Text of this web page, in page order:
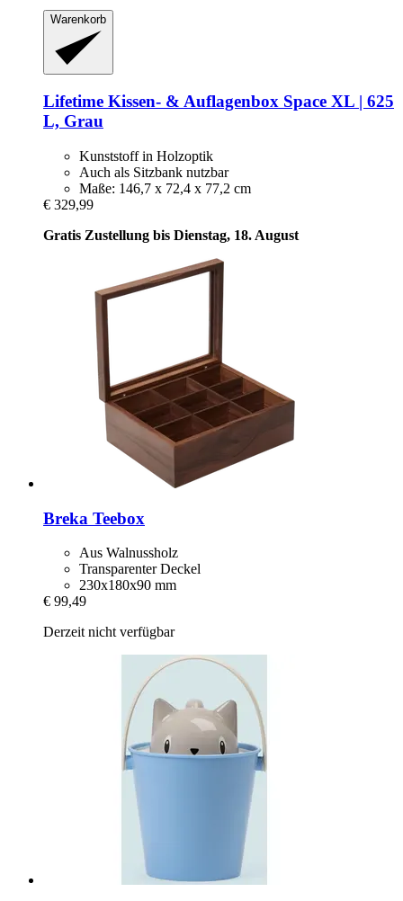
Warenkorb
Lifetime Kissen-​ & Auflagenbox Space XL | 625
L, Grau
Kunststoff in Holzoptik
Auch als Sitzbank nutzbar
Maße: 146,7 x 72,4 x 77,2 cm
€ 329,99
Gratis Zustellung bis Dienstag, 18. August
Breka Teebox
Aus Walnussholz
Transparenter Deckel
230x180x90 mm
€ 99,49
Derzeit nicht verfügbar